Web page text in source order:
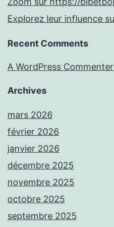
Explorez leur influence
Recent Comments
A WordPress Commenter
Archives
mars 2026
février 2026
janvier 2026
décembre 2025
novembre 2025
octobre 2025
septembre 2025